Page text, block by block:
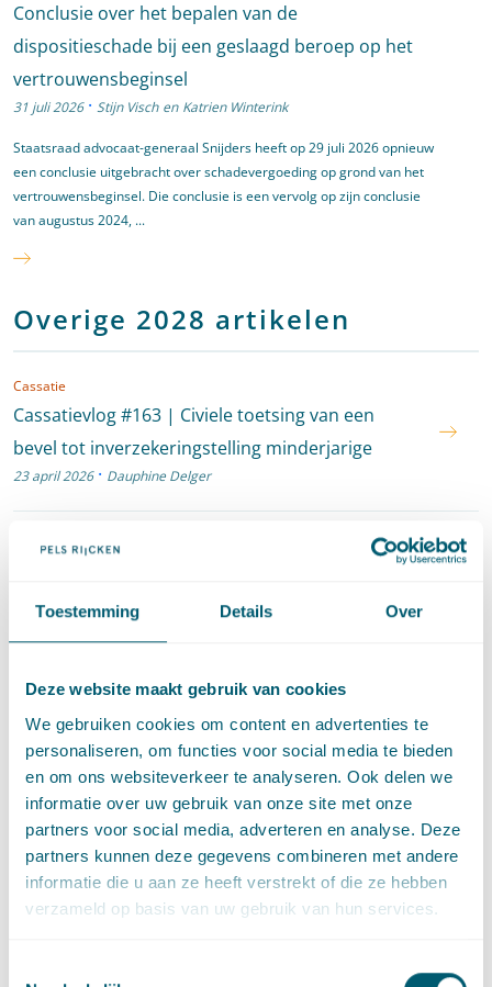
Toestemming Details Over
Deze website maakt gebruik van cookies
We gebruiken cookies om content en advertenties te
personaliseren, om functies voor social media te bieden
en om ons websiteverkeer te analyseren. Ook delen we
informatie over uw gebruik van onze site met onze
partners voor social media, adverteren en analyse. Deze
partners kunnen deze gegevens combineren met andere
informatie die u aan ze heeft verstrekt of die ze hebben
verzameld op basis van uw gebruik van hun services.
Conclusie over het bepalen van de
dispositieschade bij een geslaagd beroep op het
vertrouwensbeginsel
31 juli 2026 · Stijn Visch en Katrien Winterink
Staatsraad advocaat-generaal Snijders heeft op 29 juli 2026 opnieuw
een conclusie uitgebracht over schadevergoeding op grond van het
vertrouwensbeginsel. Die conclusie is een vervolg op zijn conclusie
van augustus 2024, ...
Overige 2028 artikelen
Cassatie
Cassatievlog #163 | Civiele toetsing van een
bevel tot inverzekeringstelling minderjarige
23 april 2026 · Dauphine Delger
Arbeidsrecht · Cassatie
op de werkvloer
Litigation and Arbitration
Verschenen Kroniek Bestuur en privaatrecht
22 april 2026 · Marie-Lise Sluijter en Martijn Scheltema
Bestuursrecht · Openbare orde en ondermijning
Verschenen Kroniek openbare orde en
ondermijning
21 april 2026 · Bob Jaasma en Jules de Kort